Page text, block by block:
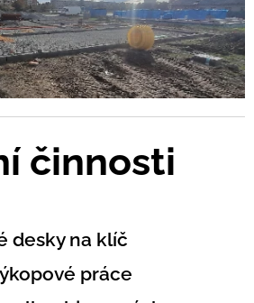
činnosti
desky na klíč
práce